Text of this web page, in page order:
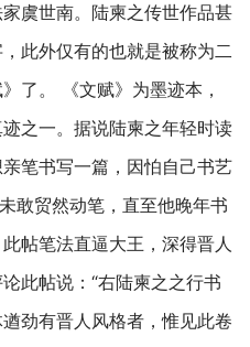
虞世南。陆柬之传世作品甚
此外仅有的也就是被称为二
了。 《文赋》为墨迹本，
之一。据说陆柬之年轻时读
笔书写一篇，因怕自己书艺
敢贸然动笔，直至他晚年书
帖笔法直逼大王，深得晋人
此帖说：“右陆柬之之行书
劲有晋人风格者，惟见此卷